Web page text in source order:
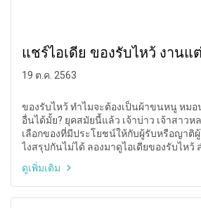
แชร์ไอเดีย ของรับไหว้ งานแ
19 ต.ค. 2563
ของรับไหว้ ทำไมจะต้องเป็นผ้าขนหนู หมอ
อื่นได้มั้ย? ยุคสมัยนี้แล้ว เจ้าบ่าว เจ้าสาวห
เลือกของที่มีประโยชน์ให้กับผู้รับหรือญาติ
ไงสรุปกันไม่ได้ ลองมาดูไอเดียของรับไห
ค่าา...
ดูเพิ่มเติม